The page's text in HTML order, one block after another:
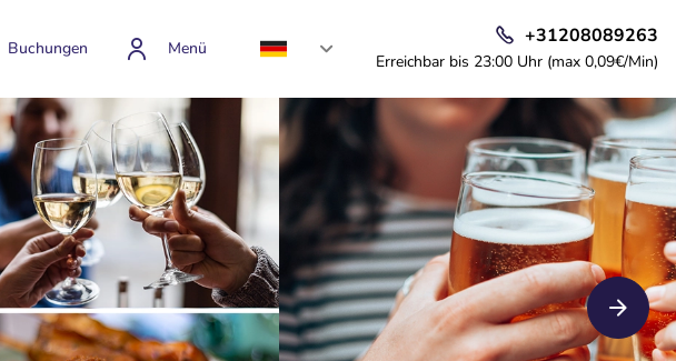
Buchungen Menü
+31208089263
Erreichbar bis 23:00 Uhr (max 0,09€/Min)